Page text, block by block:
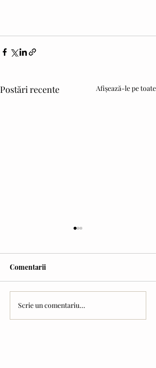
Postări recente Afișează-le pe toate
Vlad NAGÎȚ (interviu) -
despre experiența în
Comentarii
Scrie un comentariu...